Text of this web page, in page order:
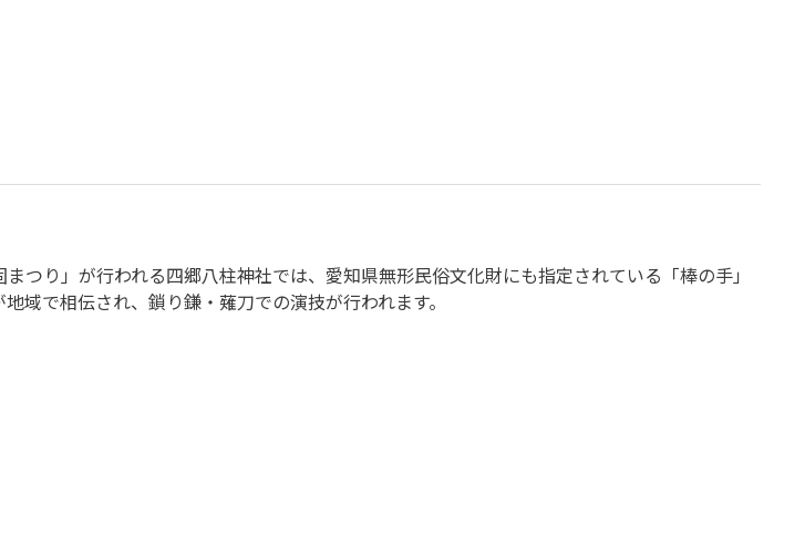
つり」が行われる四郷八柱神社では、愛知県無形民俗文化財にも指定されている「棒の手」
域で相伝され、鎖り鎌・薙刀での演技が行われます。